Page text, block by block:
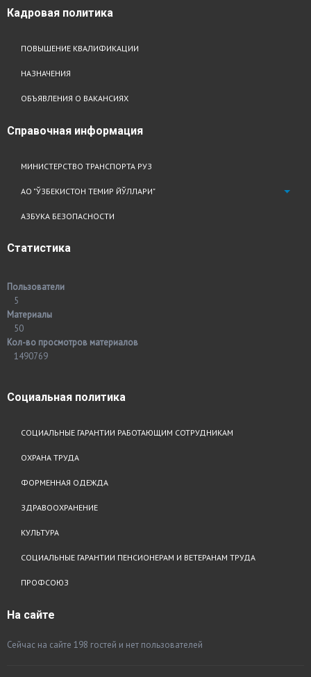
Кадровая политика
ПОВЫШЕНИЕ КВАЛИФИКАЦИИ
НАЗНАЧЕНИЯ
ОБЪЯВЛЕНИЯ О ВАКАНСИЯХ
Справочная информация
МИНИСТЕРСТВО ТРАНСПОРТА РУЗ
АО "ЎЗБЕКИСТОН ТЕМИР ЙЎЛЛАРИ"
АЗБУКА БЕЗОПАСНОСТИ
Статистика
Пользователи
5
Материалы
50
Кол-во просмотров материалов
1490769
Социальная политика
СОЦИАЛЬНЫЕ ГАРАНТИИ РАБОТАЮЩИМ СОТРУДНИКАМ
ОХРАНА ТРУДА
ФОРМЕННАЯ ОДЕЖДА
ЗДРАВООХРАНЕНИЕ
КУЛЬТУРА
СОЦИАЛЬНЫЕ ГАРАНТИИ ПЕНСИОНЕРАМ И ВЕТЕРАНАМ ТРУДА
ПРОФСОЮЗ
На сайте
Сейчас на сайте 198 гостей и нет пользователей